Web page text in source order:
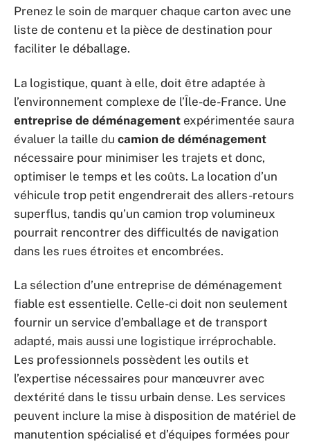
Prenez le soin de marquer chaque carton avec une
liste de contenu et la pièce de destination pour
faciliter le déballage.
La logistique, quant à elle, doit être adaptée à
l’environnement complexe de l’Île-de-France. Une
entreprise de déménagement expérimentée saura
évaluer la taille du camion de déménagement
nécessaire pour minimiser les trajets et donc,
optimiser le temps et les coûts. La location d’un
véhicule trop petit engendrerait des allers-retours
superflus, tandis qu’un camion trop volumineux
pourrait rencontrer des difficultés de navigation
dans les rues étroites et encombrées.
La sélection d’une entreprise de déménagement
fiable est essentielle. Celle-ci doit non seulement
fournir un service d’emballage et de transport
adapté, mais aussi une logistique irréprochable.
Les professionnels possèdent les outils et
l’expertise nécessaires pour manœuvrer avec
dextérité dans le tissu urbain dense. Les services
peuvent inclure la mise à disposition de matériel de
manutention spécialisé et d’équipes formées pour